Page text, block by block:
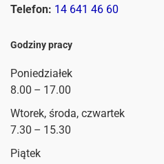
Telefon: 14 641 46 60
Godziny pracy
Poniedziałek
8.00 – 17.00
Wtorek, środa, czwartek
7.30 – 15.30
Piątek